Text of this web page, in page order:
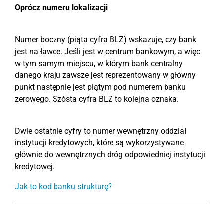
Oprócz numeru lokalizacji
Numer boczny (piąta cyfra BLZ) wskazuje, czy bank
jest na ławce. Jeśli jest w centrum bankowym, a więc
w tym samym miejscu, w którym bank centralny
danego kraju zawsze jest reprezentowany w główny
punkt następnie jest piątym pod numerem banku
zerowego. Szósta cyfra BLZ to kolejna oznaka.
Dwie ostatnie cyfry to numer wewnętrzny oddział
instytucji kredytowych, które są wykorzystywane
głównie do wewnętrznych dróg odpowiedniej instytucji
kredytowej.
Jak to kod banku strukturę?